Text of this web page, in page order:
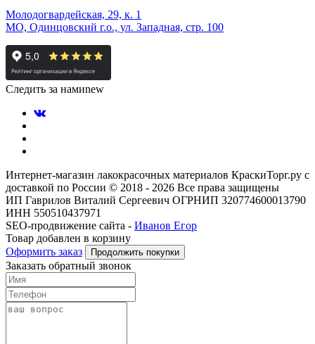
Молодогвардейская, 29, к. 1
МО, Одинцовский г.о., ул. Западная, стр. 100
Следить за намиnew
Интернет-магазин лакокрасочных материалов КраскиТорг.ру с
доставкой по России © 2018 - 2026 Все права защищены
ИП Гаврилов Виталий Сергеевич ОГРНИП 320774600013790
ИНН 550510437971
SEO-продвижение сайта - Иванов Егор
Товар добавлен в корзину
Оформить заказ
Продолжить покупки
Заказать обратный звонок